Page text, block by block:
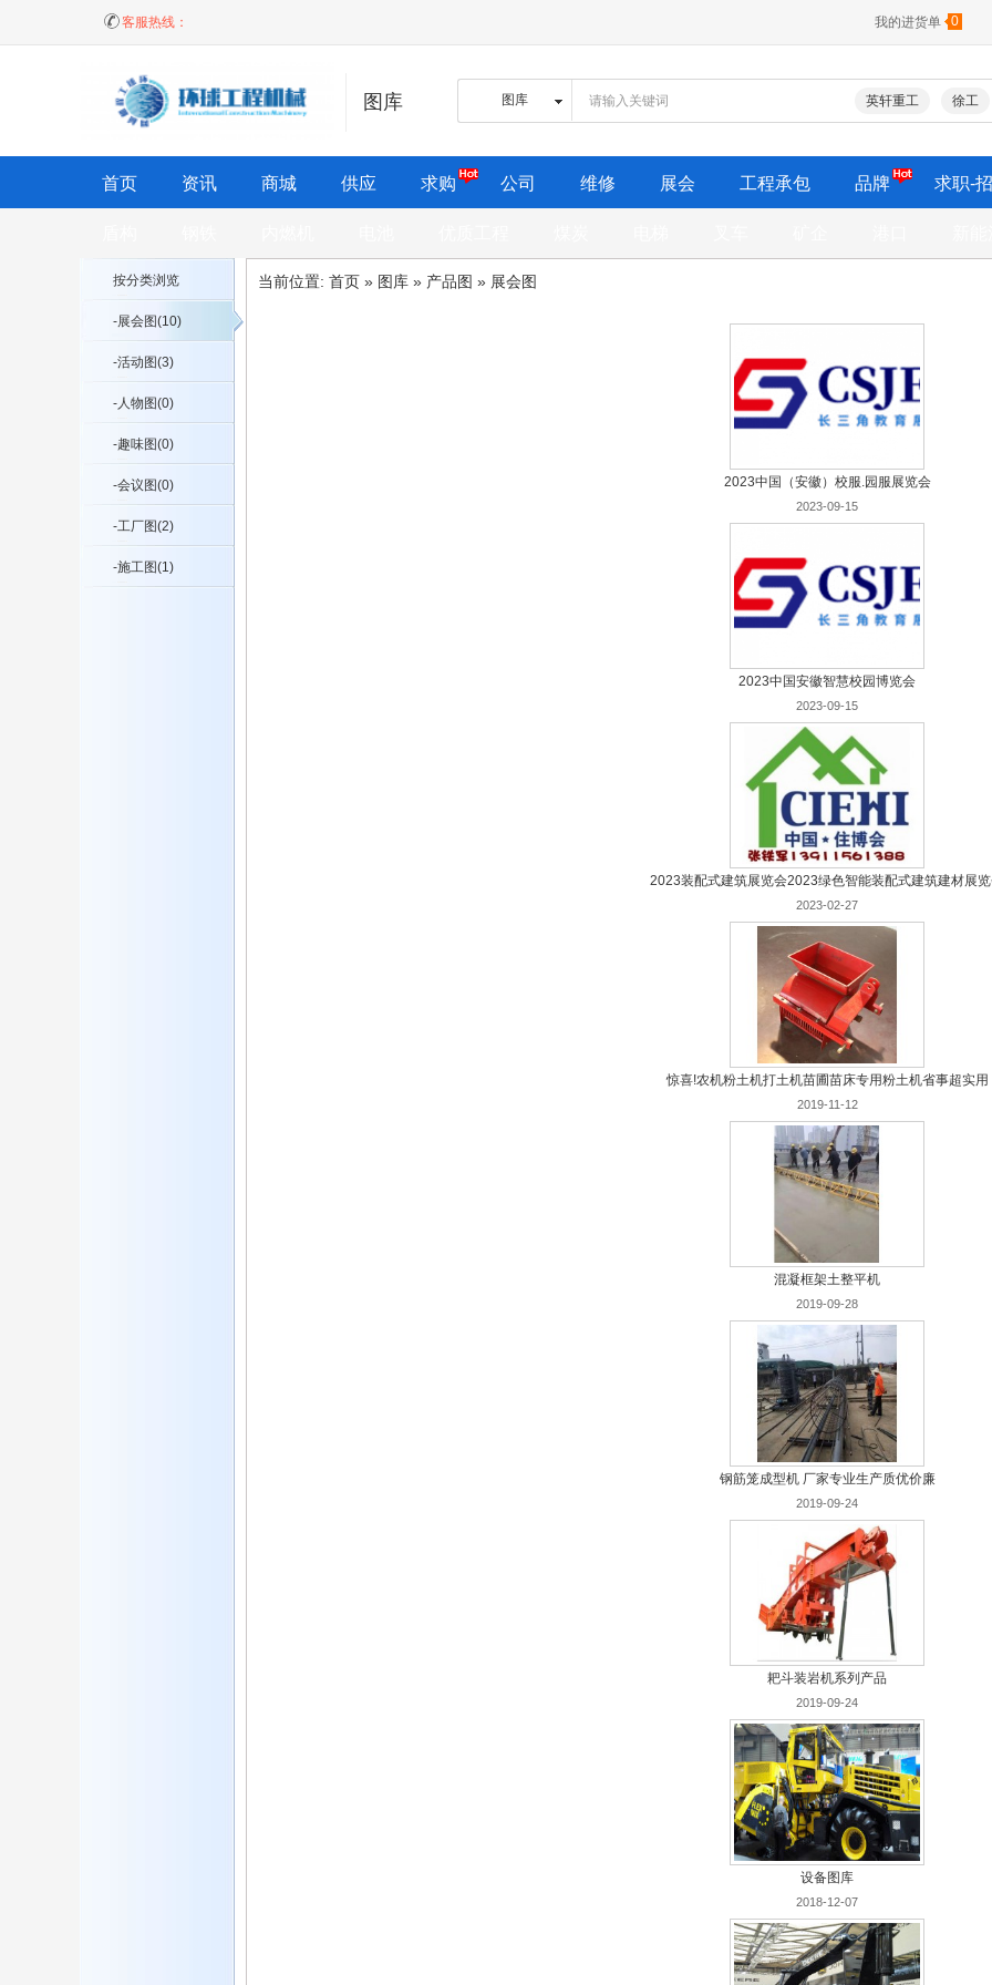
客服热线： 我的进货单 0
图库 英轩重工 徐工
首页 资讯 商城 供应 求购 公司 维修 展会 工程承包 品牌 求职-
按分类浏览
-展会图(10)
-活动图(3)
-人物图(0)
-趣味图(0)
-会议图(0)
-工厂图(2)
-施工图(1)
当前位置: 首页 » 图库 » 产品图 » 展会图
2023中国（安徽）校服.园服展览会
2023-09-15
2023中国安徽智慧校园博览会
2023-09-15
2023装配式建筑展览会2023绿色智能装配式建筑建材展
2023-02-27
惊喜!农机粉土机打土机苗圃苗床专用粉土机省事超实用
2019-11-12
混凝框架土整平机
2019-09-28
钢筋笼成型机 厂家专业生产质优价廉
2019-09-24
耙斗装岩机系列产品
2019-09-24
设备图库
2018-12-07